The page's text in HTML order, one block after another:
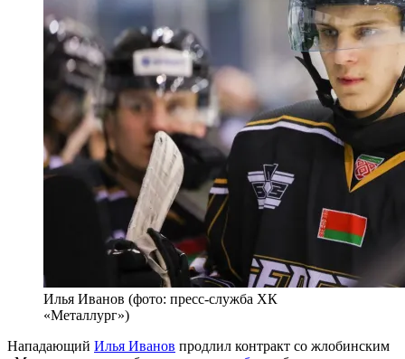
Илья Иванов (фото: пресс-служба ХК
«Металлург»)
Нападающий Илья Иванов продлил контракт со жлобинским